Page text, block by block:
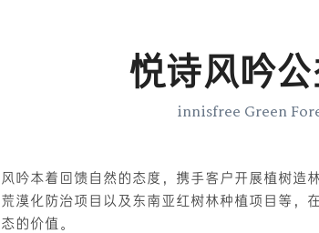
跨越年
属于自
Amorepacific
创业故事
我们的价值观
悦诗风吟
innisfree Green
吟本着回馈自然的态度，携手客户开展植树造
漠化防治项目以及东南亚红树林种植项目等，
的价值。